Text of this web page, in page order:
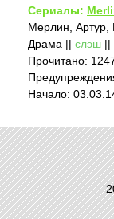
Сериалы:
Мерлин, Артур,
Драма || слэш ||
Прочитано:
Начало: